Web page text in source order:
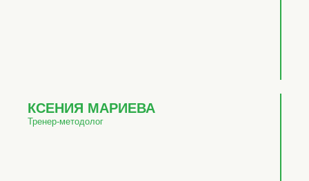
КСЕНИЯ МАРИЕВА
Тренер-методолог